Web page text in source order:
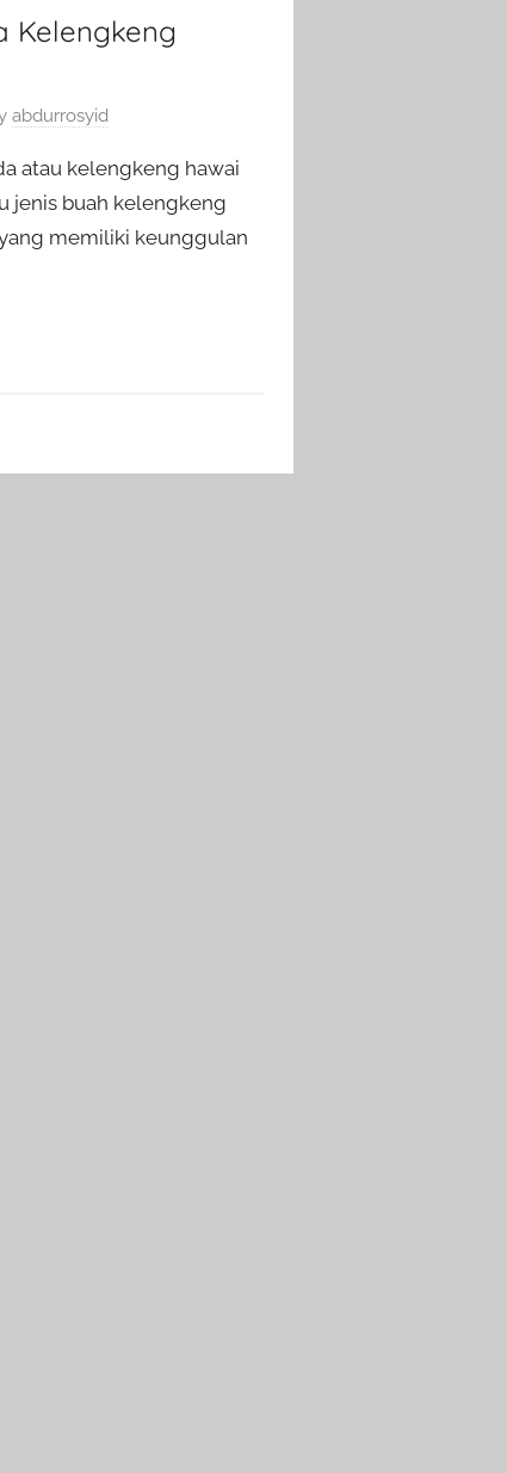
Kelengkeng
abdurrosyid
atau kelengkeng hawai
jenis buah kelengkeng
memiliki keunggulan